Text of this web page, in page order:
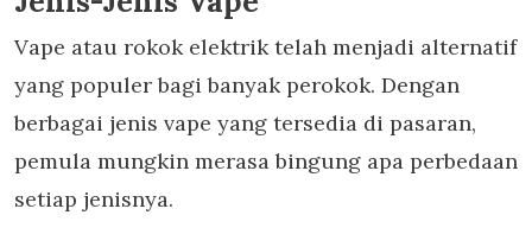
Vape atau rokok elektrik telah menjadi alternatif
yang populer bagi banyak perokok. Dengan
berbagai jenis vape yang tersedia di pasaran,
pemula mungkin merasa bingung apa perbedaan
setiap jenisnya.